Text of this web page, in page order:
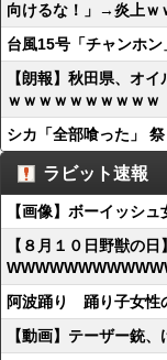
向けるな！」→炎上ｗ
台風15号「チャンホン
【朗報】秋田県、オ
ｗｗｗｗｗｗｗｗｗｗ
シカ「全部喰った」
ラビット速報
【画像】ボーイッシ
【８月１０日野獣の
阿波踊り 踊り子女性
【動画】テーザー銃